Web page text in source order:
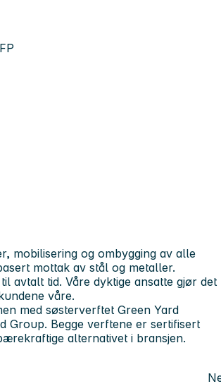
mobilisering og ombygging av alle
mottak av stål og metaller.
avtalt tid. Våre dyktige ansatte gjør det
våre.
med søsterverftet Green Yard
Group. Begge verftene er sertifisert
alternativet i bransjen.